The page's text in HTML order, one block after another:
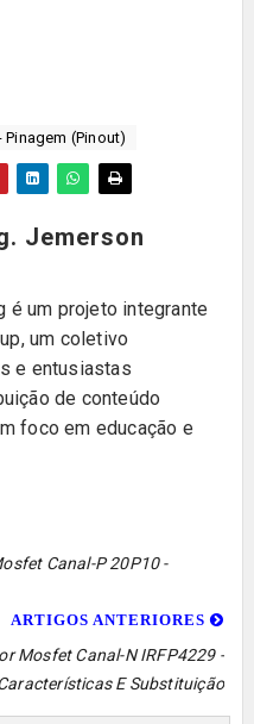
Pinagem (Pinout)
Jemerson
é um projeto integrante
um coletivo
e entusiastas
de conteúdo
foco em educação e
Canal-P 20P10 -
ARTIGOS ANTERIORES
Mosfet Canal-N IRFP4229 -
E Substituição